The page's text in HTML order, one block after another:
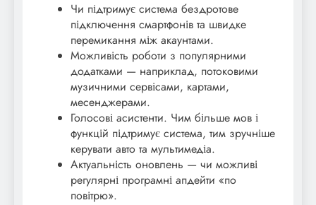
Чи підтримує система бездротове
підключення смартфонів та швидке
перемикання між акаунтами.
Можливість роботи з популярними
додатками — наприклад, потоковими
музичними сервісами, картами,
месенджерами.
Голосові асистенти. Чим більше мов і
функцій підтримує система, тим зручніше
керувати авто та мультимедіа.
Актуальність оновлень — чи можливі
регулярні програмні апдейти «по
повітрю».